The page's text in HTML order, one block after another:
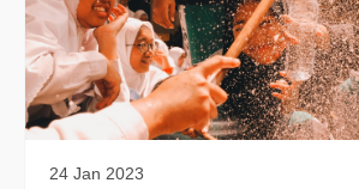
24 Jan 2023